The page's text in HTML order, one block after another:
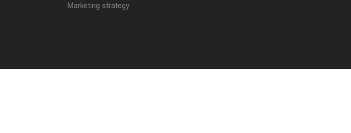
Marketing strategy